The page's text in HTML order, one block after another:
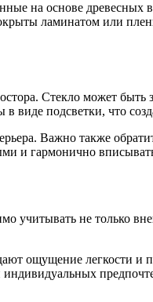
на основе древесных
ламинатом или
Стекло может
виде подсветки, что
Важно также
и гармонично
учитывать не только
ощущение легкости и